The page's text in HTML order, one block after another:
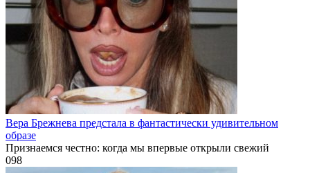
Вера Брежнева предстала в фантастически удивительном
образе
Признаемся честно: когда мы впервые открыли свежий
098